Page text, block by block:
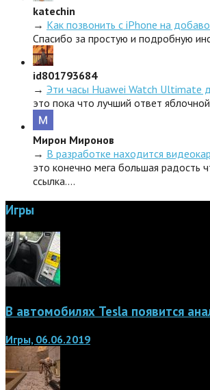
katechin
→ Как позвонить с iPhone на
Спасибо за простую и подробную
id801793684
→ Эти часы Huawei Watch Ultimate
это пока что лучший ответ
Мирон Миронов
→ В разработке находится
это конечно мега большая радость
ссылка.…
Игры
В автомобилях Tesla появится
Игры, 06.06.2019